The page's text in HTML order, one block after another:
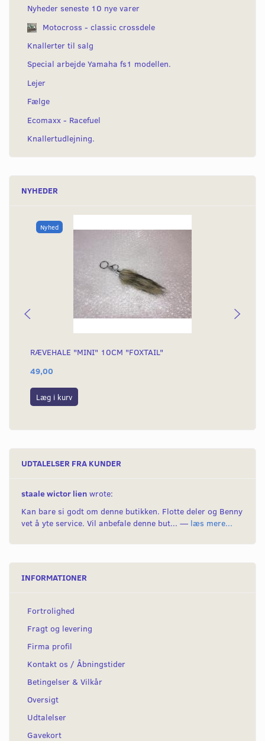
Nyheder seneste 10 nye varer
Motocross - classic crossdele
Knallerter til salg
Special arbejde Yamaha fs1 modellen.
Lejer
Fælge
Ecomaxx - Racefuel
Knallertudlejning.
NYHEDER
Nyhed
RÆVEHALE "MINI" 10CM "FOXTAIL"
49,00
Læg i kurv
UDTALELSER FRA KUNDER
staale wictor lien wrote:
Kan bare si godt om denne butikken. Flotte deler og Benny
vet å yte service. Vil anbefale denne but... — læs mere...
INFORMATIONER
Fortrolighed
Fragt og levering
Firma profil
Kontakt os / Åbningstider
Betingelser & Vilkår
Oversigt
Udtalelser
Gavekort